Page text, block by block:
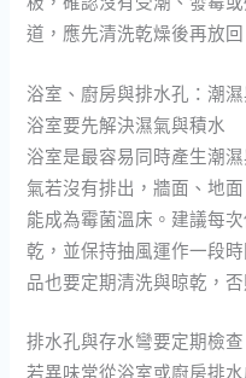
道，應先清洗乾燥後再放
浴室、廚房與排水孔：潮
浴室要先解決濕氣與積水
浴室是最容易同時產生潮
氣若沒有排出，牆面、地
能成為霉菌溫床。建議每
乾，並保持抽風運作一段
品也要定期清洗與晾乾，
排水孔與存水彎要定期檢查
若異味常從浴室或廚房排